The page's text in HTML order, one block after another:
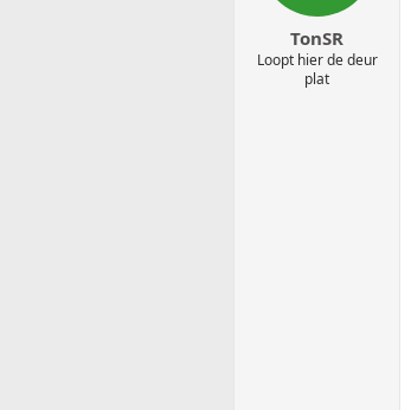
TonSR
Loopt hier de deur
plat